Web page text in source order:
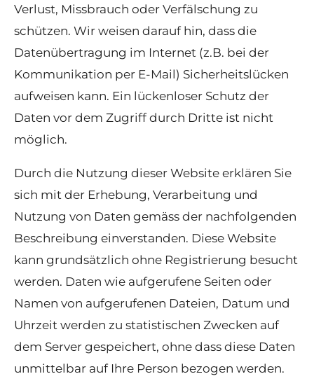
Verlust, Missbrauch oder Verfälschung zu
schützen. Wir weisen darauf hin, dass die
Datenübertragung im Internet (z.B. bei der
Kommunikation per E-Mail) Sicherheitslücken
aufweisen kann. Ein lückenloser Schutz der
Daten vor dem Zugriff durch Dritte ist nicht
möglich.
Durch die Nutzung dieser Website erklären Sie
sich mit der Erhebung, Verarbeitung und
Nutzung von Daten gemäss der nachfolgenden
Beschreibung einverstanden. Diese Website
kann grundsätzlich ohne Registrierung besucht
werden. Daten wie aufgerufene Seiten oder
Namen von aufgerufenen Dateien, Datum und
Uhrzeit werden zu statistischen Zwecken auf
dem Server gespeichert, ohne dass diese Daten
unmittelbar auf Ihre Person bezogen werden.